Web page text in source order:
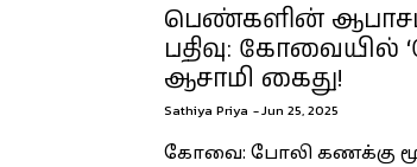
பெண்களின்
பதிவு: கோவையில்
ஆசாமி கைது!
Sathiya Priya -Jun 25, 2025
கோவை: போலி கணக்கு